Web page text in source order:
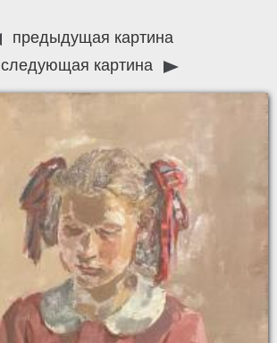
предыдущая картина
следующая картина